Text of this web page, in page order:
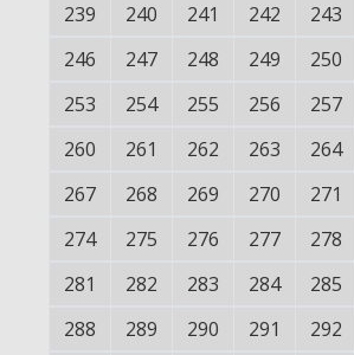
239
240 241 242 243
246
247 248 249 250
253
254 255 256 257
260
261 262 263 264
267
268 269 270 271
274
275 276 277 278
281
282 283 284 285
288
289 290 291 292